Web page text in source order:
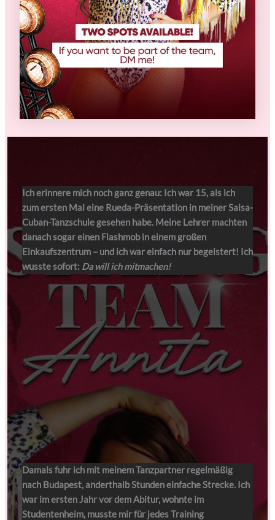
Ich erinnere mich noch ganz genau: Ich war 15, als ich
zum ersten Mal eine Rueda-Präsentation in meiner Salsa-
Cuban-Tanzschule gesehen habe. Meine Lehrer machten
danach sogar einen Flashmob in einem großen
Einkaufszentrum – und ich war einfach nur begeistert! Ich
wusste sofort: Da will ich mitmachen!
Damals fuhr ich mit meinem Tanzpartner regelmäßig
nach Budapest, anderthalb Stunden einfache Strecke. Ich
war im ersten Jahr vor dem Abitur, wohnte im
Studentenheim, musste mir für jedes Training